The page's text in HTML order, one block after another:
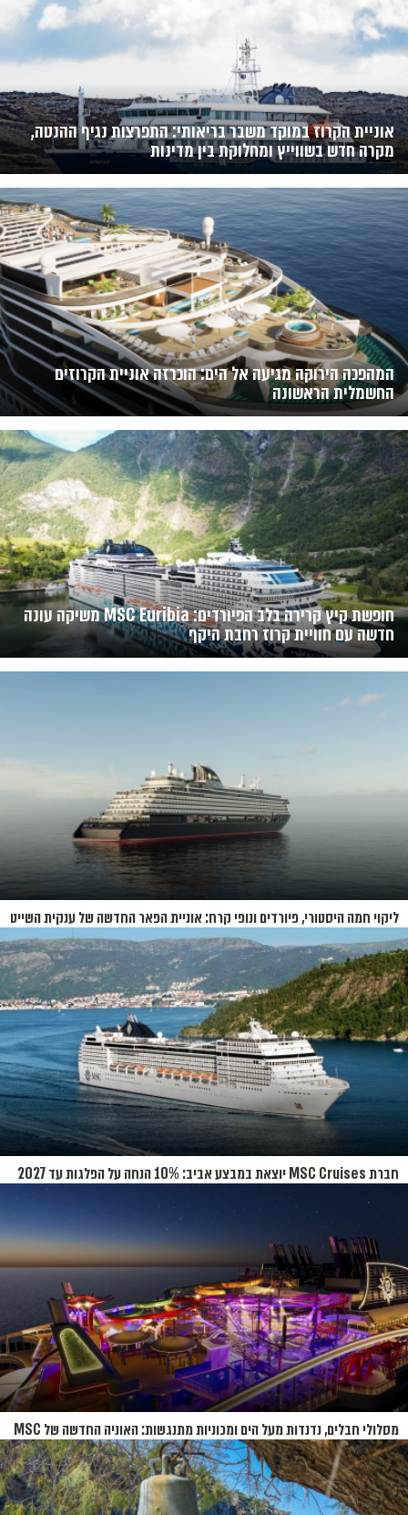
אוניית הקרוז במוקד משבר בריאותי: התפרצות נגיף ההנטה,
מקרה חדש בשווייץ ומחלוקת בין מדינות
המהפכה הירוקה מגיעה אל הים: הוכרזה אוניית הקרוזים
החשמלית הראשונה
חופשת קיץ קרירה בלב הפיורדים: MSC Euribia משיקה עונה
חדשה עם חוויית קרוז רחבת היקף
ליקוי חמה היסטורי, פיורדים ונופי קרח: אוניית הפאר החדשה של ענקית השייט
תושק בקיץ 2026
חברת MSC Cruises יוצאת במבצע אביב: 10% הנחה על הפלגות עד 2027
מסלולי חבלים, נדנדות מעל הים ומכוניות מתנגשות: האוניה החדשה של MSC
נחשפת